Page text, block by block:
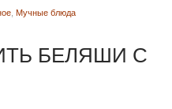
Мучные блюда
БЕЛЯШИ С